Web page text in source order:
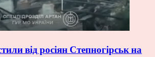
від росіян Степногірськ на